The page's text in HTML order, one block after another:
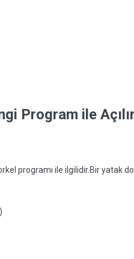
Program ile
programı ile ilgilidir.Bir yatak